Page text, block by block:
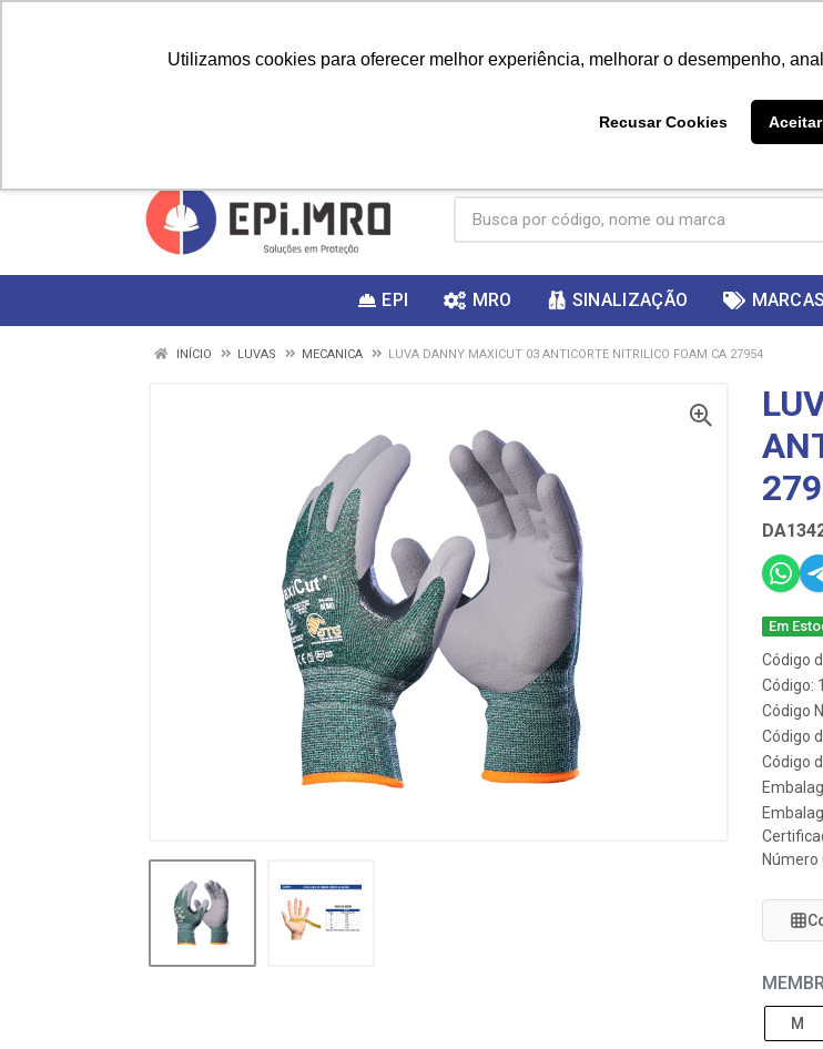
Utilizamos cookies para oferecer melhor experiência, melhorar o desempenho,
Recusar Cookies
ganhar
EPI MRO SINALIZAÇÃO MARCAS
INÍCIO LUVAS MECANICA LUVA DANNY MAXICUT 03 ANTICORTE NITRILICO FOAM CA 27954
Em
Código
Código:
Código
Código
Código
Número
M